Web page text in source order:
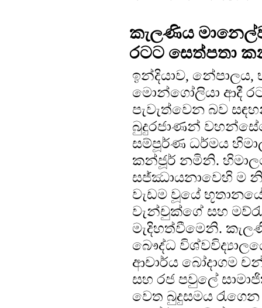
කැලණිය
රටට සෙත්පතා
ඉන්දියාව,
මොන්ගෝලියා ආදී
පැවැත්වෙන බව
බුදුරජාණන්
සම්පූර්ණ ධර්මය
කන්ජූර් නමිනි.
සජ්ඣායනාවෙහි ම
වැඩම වූයේ
වැන්චුක්ගේ සහ
මැදිහත්වීමෙනි.
බෞද්ධ
ආචාර්ය බෝදාගම
සහ රජ පවුලේ
වෙත බුදුසමය